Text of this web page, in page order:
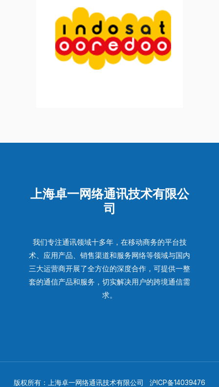
上海卓一网络通讯技术有限公
司
我们专注通讯领域十多年，在移动商务的平台技
术、应用产品、销售渠道和服务网络等领域与国内
三大运营商开展了全方位的深度合作，可提供一整
套的通信产品和服务，切实解决用户的跨境通信需
求。
版权所有：上海卓一网络通讯技术有限公司 沪ICP备14039476